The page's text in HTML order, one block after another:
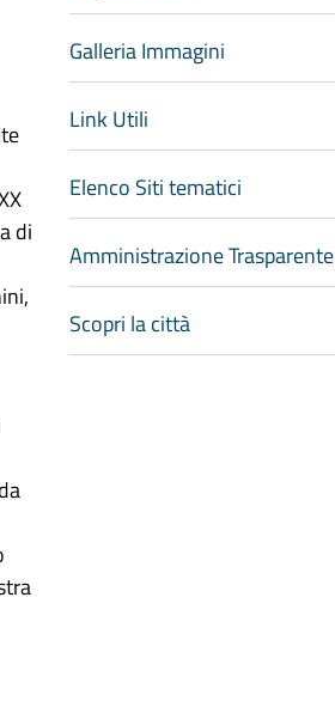
di
Galleria Immagini
Link Utili
Elenco Siti tematici
Amministrazione Trasparente
Scopri la città